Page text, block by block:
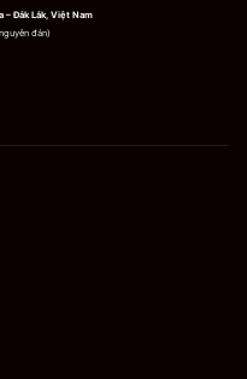
Đắk Lắk, Việt Nam
đán)